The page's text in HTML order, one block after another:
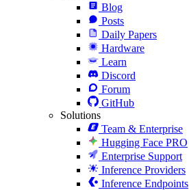
Blog
Posts
Daily Papers
Hardware
Learn
Discord
Forum
GitHub
Solutions
Team & Enterprise
Hugging Face PRO
Enterprise Support
Inference Providers
Inference Endpoints